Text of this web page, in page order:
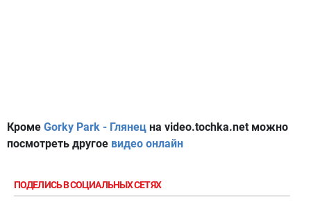
Кроме Gorky Park - Глянец на video.tochka.net можно
посмотреть другое видео онлайн
ПОДЕЛИСЬ В СОЦИАЛЬНЫХ СЕТЯХ